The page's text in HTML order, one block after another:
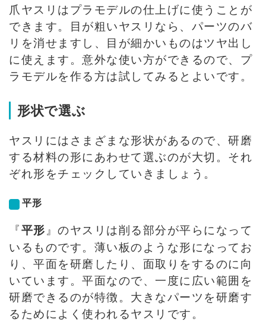
爪ヤスリはプラモデルの仕上げに使うことが
できます。目が粗いヤスリなら、パーツのバ
リを消せますし、目が細かいものはツヤ出し
に使えます。意外な使い方ができるので、プ
ラモデルを作る方は試してみるとよいです。
形状で選ぶ
ヤスリにはさまざまな形状があるので、研磨
する材料の形にあわせて選ぶのが大切。それ
ぞれ形をチェックしていきましょう。
平形
『平形』のヤスリは削る部分が平らになって
いるものです。薄い板のような形になってお
り、平面を研磨したり、面取りをするのに向
いています。平面なので、一度に広い範囲を
研磨できるのが特徴。大きなパーツを研磨す
るためによく使われるヤスリです。